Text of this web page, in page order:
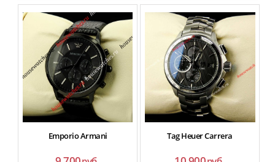
Emporio Armani Tag Heuer Carrera